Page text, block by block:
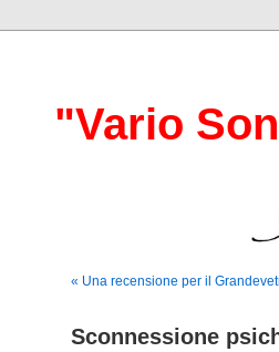
"Vario
« Una recensione per il
Sconnessione